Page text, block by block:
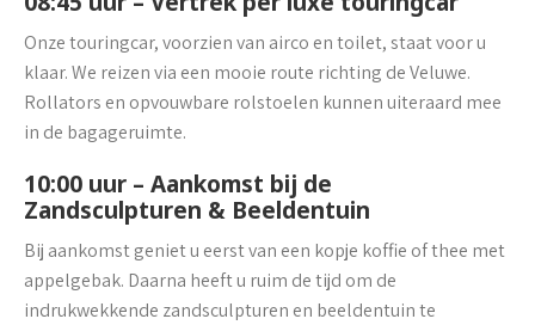
Onze touringcar, voorzien van airco en toilet, staat voor u
klaar. We reizen via een mooie route richting de Veluwe.
Rollators en opvouwbare rolstoelen kunnen uiteraard mee
in de bagageruimte.
10:00 uur – Aankomst bij de
Zandsculpturen & Beeldentuin
Bij aankomst geniet u eerst van een kopje koffie of thee met
appelgebak. Daarna heeft u ruim de tijd om de
indrukwekkende zandsculpturen en beeldentuin te